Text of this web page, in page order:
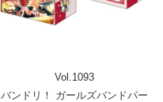
Vol.1093
バンドリ！ ガールズバンドパー